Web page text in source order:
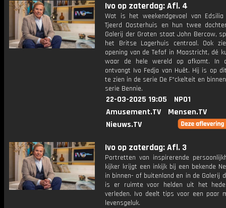
Ivo op zaterdag: Afl. 4
Wat is het weekendgevoel van Edsilia
Tjeerd Oosterhuis en hun twee
Galerij der Groten staat John Bercow,
het Britse Lagerhuis centraal. Ook
opening van de Tefaf in Maastricht, dé
waar de hele wereld op afkomt. In
ontvangt Ivo Fedja van Huêt. Hij is op
te zien in de serie De F*ckelteit en
serie Bennie.
22-03-2025 19:05
NPO1
Amusement.TV
Mensen.TV
Nieuws.TV
Ivo op zaterdag: Afl. 3
Portretten van inspirerende
kijker krijgt een inkijk bij een bekende
in binnen- of buitenland en in de Galerij
is er ruimte voor helden uit het
verleden. Ivo deelt tips voor een paar
levensgeluk.